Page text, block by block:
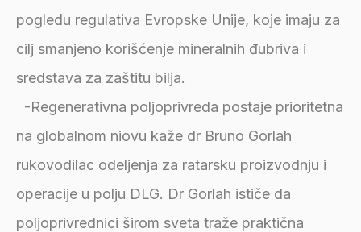
pogledu regulativa Evropske Unije, koje imaju za
cilj smanjeno korišćenje mineralnih đubriva i
sredstava za zaštitu bilja.
-Regenerativna poljoprivreda postaje prioritetna
na globalnom niovu kaže dr Bruno Gorlah
rukovodilac odeljenja za ratarsku proizvodnju i
operacije u polju DLG. Dr Gorlah ističe da
poljoprivrednici širom sveta traže praktična